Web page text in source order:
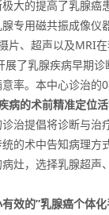
大的提高了乳腺癌
专用磁共振成像仪
片、超声以及MRI
展了乳腺疾病早期
率。本中心诊治的
病的术前精准定位活
治提倡将诊断与治
的术中告知病理方
灶，选择乳腺超声
效的”乳腺癌个体化